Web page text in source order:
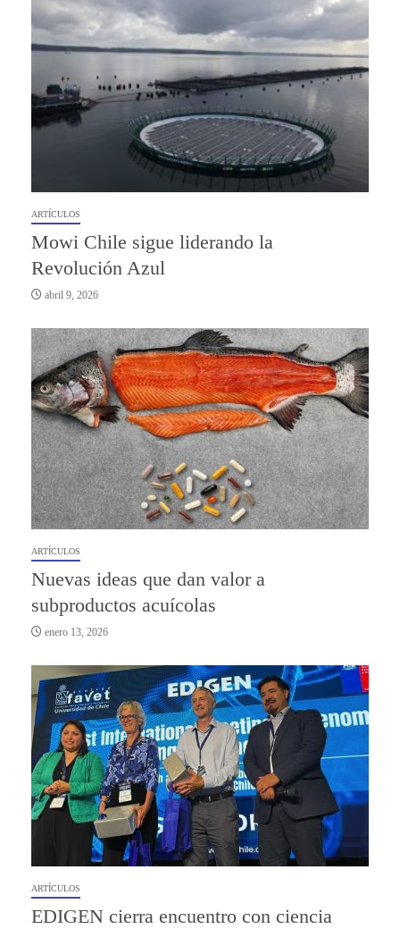
ARTÍCULOS
Mowi Chile sigue liderando la
Revolución Azul
abril 9, 2026
ARTÍCULOS
Nuevas ideas que dan valor a
subproductos acuícolas
enero 13, 2026
ARTÍCULOS
EDIGEN cierra encuentro con ciencia